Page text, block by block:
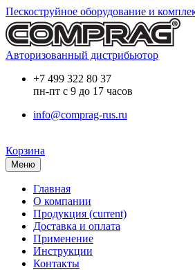
Пескоструйное оборудование и
Авторизованный дистрибьютор
+7 499 322 80 37
пн-пт с 9 до 17 часов
info@comprag-rus.ru
Корзина
Меню
Главная
О компании
Продукция (current)
Доставка и оплата
Применение
Инструкции
Контакты